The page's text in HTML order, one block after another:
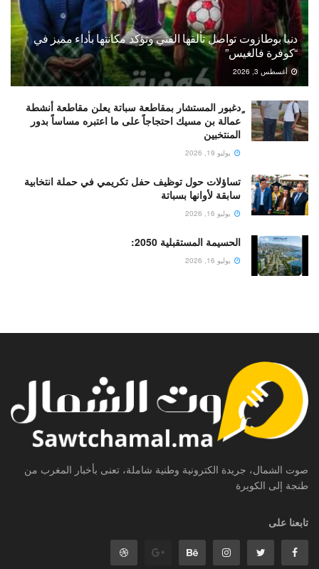
دنيا بوطازوت تواصل تألقها الفني وتؤكد مكانتها بأداء مميز في
“كوفرة فالغيس”
أغسطس 3, 2026
ٍدغبور المستشار بمقاطعة سباتة يعلن مقاطعة أنشطة
عمالة بن مسيك احتجاجاً على ما اعتبره مساساً بدور
المنتخبين
يوليو 19, 2026
تساؤلات حول توظيف حفل تكريمي في حملة انتخابية
سابقة لأوانها بسباتة
يوليو 16, 2026
الحسيمة المستقبلية 2050:
يوليو 16, 2026
صوت الشمال، جريدة الكترونية وطنية شاملة، تعنى بأخبار المغرب من
طنجة إلى الكويرة
تابعنا على